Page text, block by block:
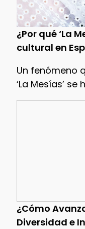
¿Por qué ‘La
cultural en
Un fenómeno
‘La Mesías’ se
¿Cómo
Diversidad e